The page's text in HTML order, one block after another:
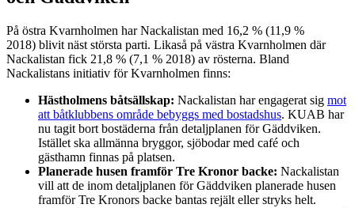
På östra Kvarnholmen har Nackalistan med 16,2 % (11,9 %
2018) blivit näst största parti. Likaså på västra Kvarnholmen där
Nackalistan fick 21,8 % (7,1 % 2018) av rösterna. Bland
Nackalistans initiativ för Kvarnholmen finns:
Hästholmens båtsällskap: Nackalistan har engagerat sig mot
att båtklubbens område bebyggs med bostadshus. KUAB har
nu tagit bort bostäderna från detaljplanen för Gäddviken.
Istället ska allmänna bryggor, sjöbodar med café och
gästhamn finnas på platsen.
Planerade husen framför Tre Kronor backe: Nackalistan
vill att de inom detaljplanen för Gäddviken planerade husen
framför Tre Kronors backe bantas rejält eller stryks helt.